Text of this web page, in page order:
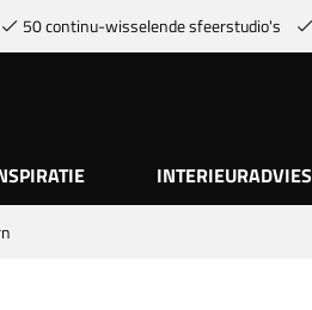
50 continu-wisselende sfeerstudio's
INTERIEURADVIES